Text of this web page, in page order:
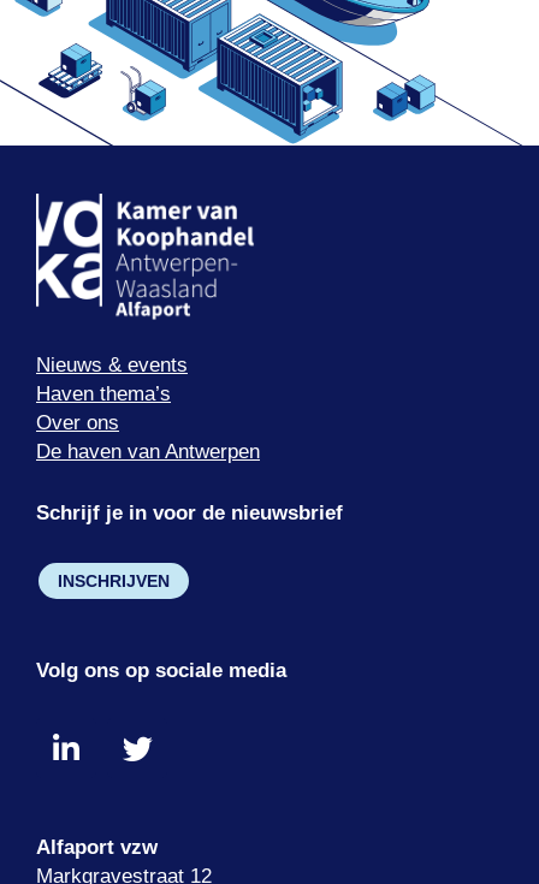
Nieuws & events
Haven thema’s
Over ons
De haven van Antwerpen
Schrijf je in voor de nieuwsbrief
INSCHRIJVEN
Volg ons op sociale media
Alfaport vzw
Markgravestraat 12